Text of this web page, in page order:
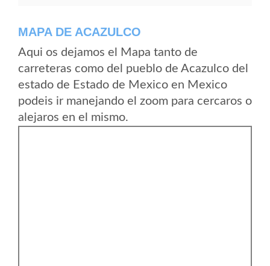
MAPA DE ACAZULCO
Aqui os dejamos el Mapa tanto de
carreteras como del pueblo de Acazulco del
estado de Estado de Mexico en Mexico
podeis ir manejando el zoom para cercaros o
alejaros en el mismo.